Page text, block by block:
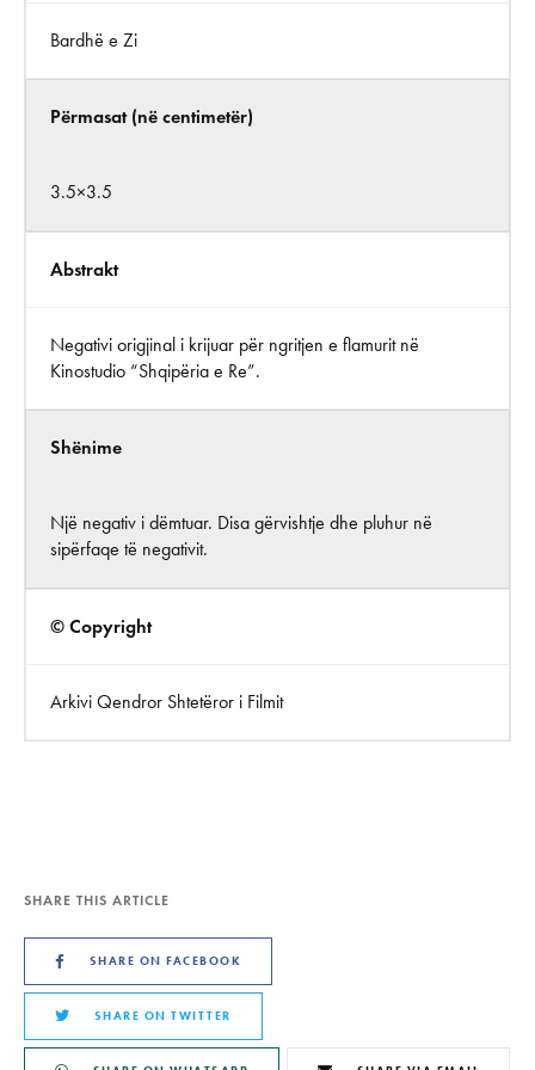
Bardhë e Zi
Përmasat (në centimetër)
3.5×3.5
Abstrakt
Negativi origjinal i krijuar për ngritjen e flamurit në
Kinostudio “Shqipëria e Re”.
Shënime
Një negativ i dëmtuar. Disa gërvishtje dhe pluhur në
sipërfaqe të negativit.
© Copyright
Arkivi Qendror Shtetëror i Filmit
SHARE THIS ARTICLE
SHARE ON FACEBOOK
SHARE ON TWITTER